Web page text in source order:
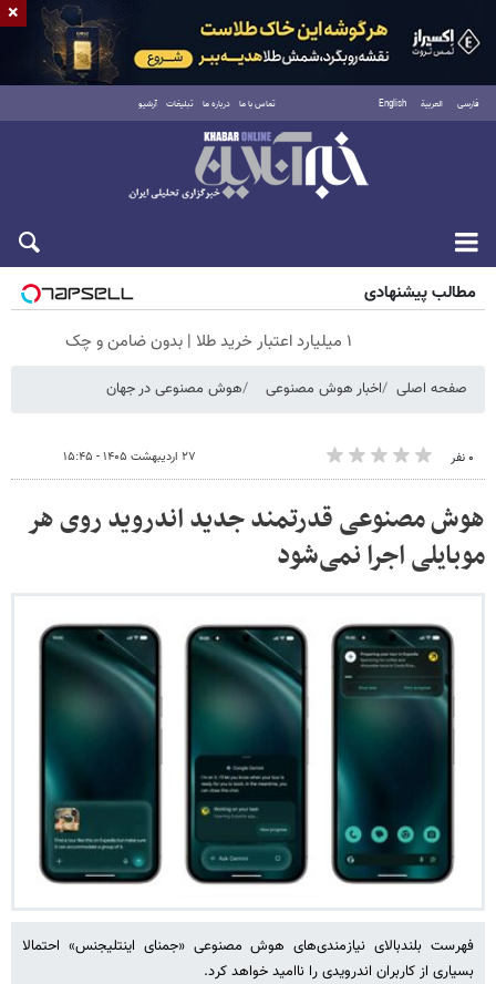
فارسی العربية English تماس با ما درباره ما تبلیغات آرشیو
جمعه ۱۶ مرداد ۱۴۰۵
مطالب پیشنهادی
۱ میلیارد اعتبار خرید طلا | بدون ضامن و چک
صفحه اصلی اخبار هوش مصنوعی هوش مصنوعی در جهان
۰ نفر ۲۷ اردیبهشت ۱۴۰۵ - ۱۵:۴۵
هوش مصنوعی قدرتمند جدید اندروید روی هر
موبایلی اجرا نمی‌شود
فهرست بلندبالای نیازمندی‌های هوش مصنوعی «جمنای اینتلیجنس» احتمالا
بسیاری از کاربران اندرویدی را ناامید خواهد کرد.
×